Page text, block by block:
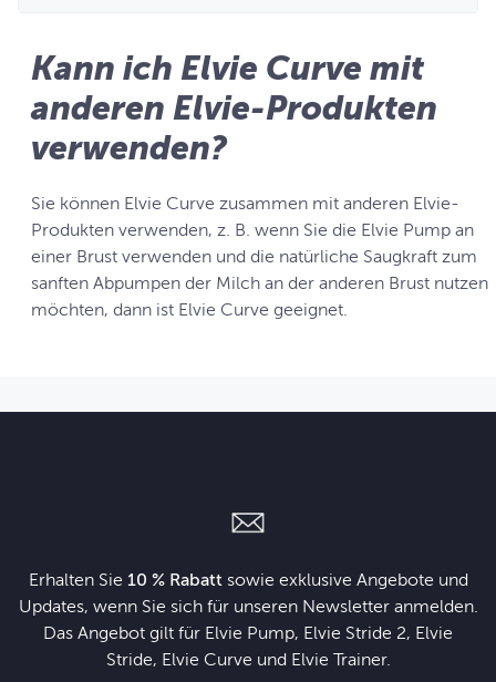
Kann ich Elvie Curve mit
anderen Elvie-Produkten
verwenden?
Sie können Elvie Curve zusammen mit anderen Elvie-
Produkten verwenden, z. B. wenn Sie die Elvie Pump an
einer Brust verwenden und die natürliche Saugkraft zum
sanften Abpumpen der Milch an der anderen Brust nutzen
möchten, dann ist Elvie Curve geeignet.
Erhalten Sie 10 % Rabattsowie exklusive Angebote und
Updates, wenn Sie sich für unseren Newsletter anmelden.
Das Angebot gilt für Elvie Pump, Elvie Stride 2, Elvie
Stride, Elvie Curve und Elvie Trainer.